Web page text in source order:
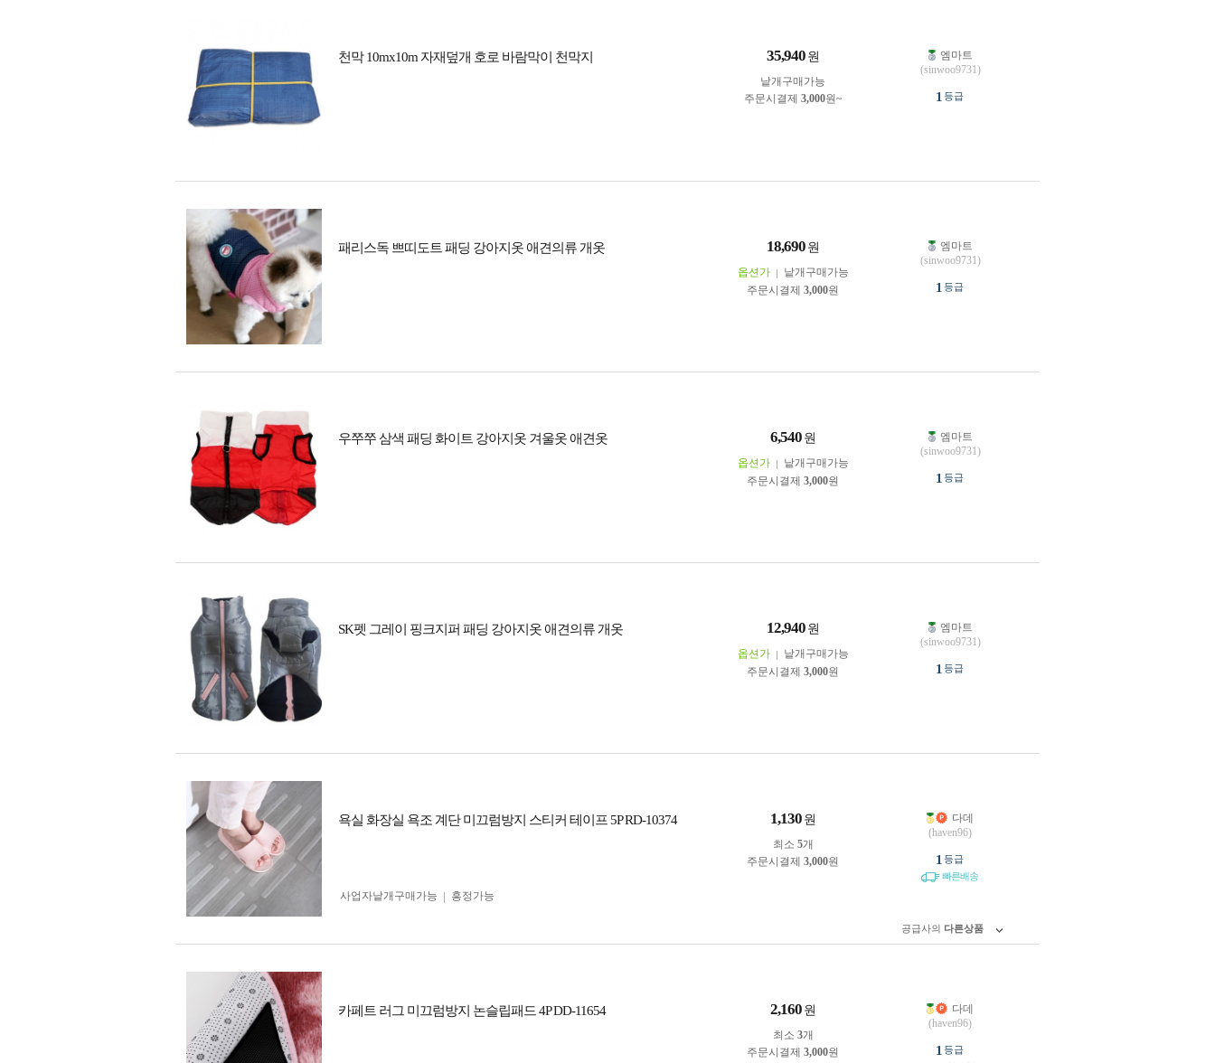
천막 10mx10m 자재덮개 호로 바람막이 천막지 35,940 원
낱개구매가능
주문시결제 3,000원~
엠마트
(sinwoo9731)
1 등급
패리스독 쁘띠도트 패딩 강아지옷 애견의류 개옷 18,690 원
옵션가
낱개구매가능
주문시결제 3,000원
엠마트
(sinwoo9731)
1 등급
우쭈쭈 삼색 패딩 화이트 강아지옷 겨울옷 애견옷 6,540 원
옵션가
낱개구매가능
주문시결제 3,000원
엠마트
(sinwoo9731)
1 등급
SK펫 그레이 핑크지퍼 패딩 강아지옷 애견의류 개옷 12,940 원
옵션가
낱개구매가능
주문시결제 3,000원
엠마트
(sinwoo9731)
1 등급
욕실 화장실 욕조 계단 미끄럼방지 스티커 테이프 5P RD-10374 1,130 원
최소 5개
주문시결제 3,000원
사업자 낱개구매가능 흥정가능
다데
(haven96)
1 등급
빠른배송
공급사의 다른상품
카페트 러그 미끄럼방지 논슬립패드 4P DD-11654 2,160 원
최소 3개
주문시결제 3,000원
다데
(haven96)
1 등급